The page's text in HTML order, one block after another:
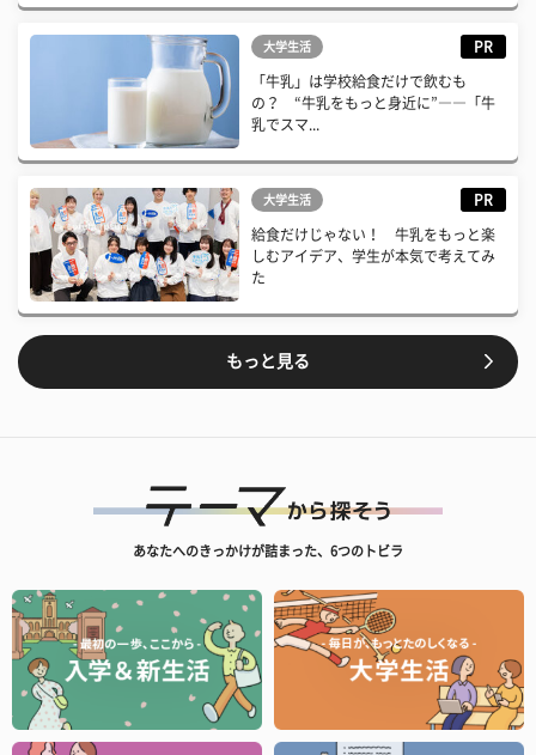
大学生活 PR
「牛乳」は学校給食だけで飲むも
の？ “牛乳をもっと身近に”――「牛
乳でスマ...
大学生活 PR
給食だけじゃない！ 牛乳をもっと楽
しむアイデア、学生が本気で考えてみ
た
もっと見る
あなたへのきっかけが詰まった、6つのトビラ